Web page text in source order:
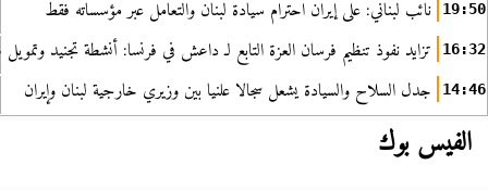
19:50 نائب لبناني: على إيران احترام سيادة لبنان والتعامل عبر مؤسساته فقط
16:32 تزايد نفوذ تنظيم فرسان العزة التابع لـ داعش في فرنسا: أنشطة تجنيد
14:46 جدل السلاح والسيادة يشعل سجالا علنيا بين وزيري خارجية لبنان وإيران
الفيس بوك